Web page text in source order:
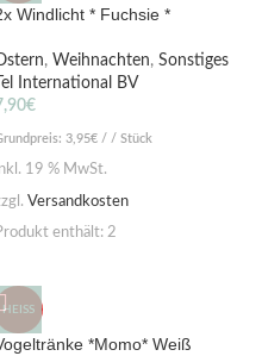
Windlicht * Fuchsie *
, Weihnachten, Sonstiges
International BV
€
3,95€ / / Stück
19 % MwSt.
Versandkosten
enthält: 2
HEISS
*Momo* Weiß